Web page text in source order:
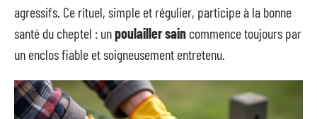
agressifs. Ce rituel, simple et régulier, participe à la bonne
santé du cheptel : unpoulailler sain commence toujours par
un enclos fiable et soigneusement entretenu.